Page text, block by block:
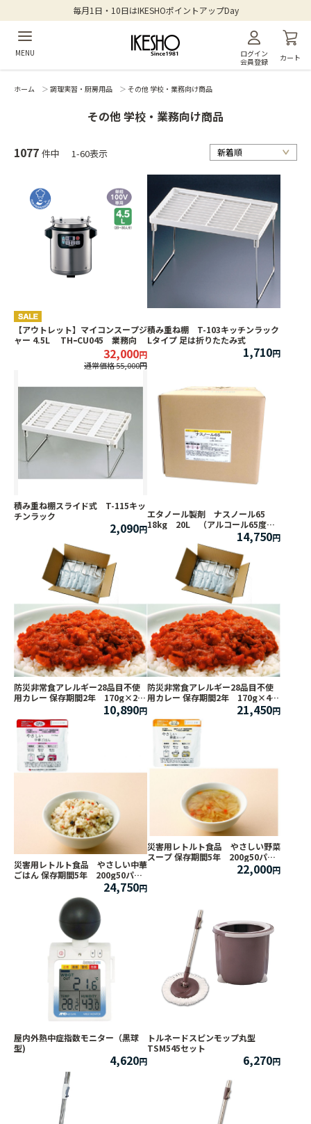
毎月1日・10日はIKESHOポイントアップDay
MENU
ログイン
会員登録
カート
ホーム ＞ 調理実習・厨房用品 ＞ その他 学校・業務向け商品
その他 学校・業務向け商品
1077 件中 1-60表示
【アウトレット】マイコンスープジ
ャー 4.5L THｰCU045 業務向
32,000
通常価格 55,000
積み重ね棚 T-103キッチンラック
Lタイプ 足は折りたたみ式
1,710
積み重ね棚スライド式 T-115キッ
チンラック
2,090
エタノール製剤 ナスノール65
18kg 20L （アルコール65度）
14,750
防災非常食アレルギー28品目不使
用カレー 保存期間2年 170g×20
10,890
防災非常食アレルギー28品目不使
用カレー 保存期間2年 170g×40
21,450
災害用レトルト食品 やさしい中華
ごはん 保存期間5年 200g50パッ
24,750
災害用レトルト食品 やさしい野菜
スープ 保存期間5年 200g50パッ
22,000
屋内外熱中症指数モニター（黒球
型)
4,620
トルネードスピンモップ丸型
TSM545セット
6,270